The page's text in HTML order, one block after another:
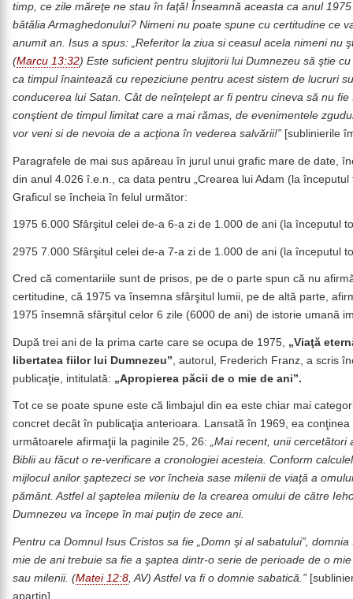
timp, ce zile măreţe ne stau în faţă! Înseamnă aceasta ca anul
bătălia Armaghedonului? Nimeni nu poate spune cu certitudine ce
anumit an. Isus a spus: „Referitor la ziua si ceasul acela nimeni nu
(Marcu 13:32) Este suficient pentru slujitorii lui Dumnezeu să ştie
ca timpul înaintează cu repeziciune pentru acest sistem de lucruri
conducerea lui Satan. Cât de neînţelept ar fi pentru cineva să nu fie
conştient de timpul limitat care a mai rămas, de evenimentele
vor veni si de nevoia de a acţiona în vederea salvării!” [sublinierile
Paragrafele de mai sus apăreau în jurul unui grafic mare de date,
din anul 4.026 î.e.n., ca data pentru „Crearea lui Adam (la începutul
Graficul se încheia în felul următor:
1975 6.000 Sfârşitul celei de-a 6-a zi de 1.000 de ani (la începutul
2975 7.000 Sfârşitul celei de-a 7-a zi de 1.000 de ani (la începutul
Cred că comentariile sunt de prisos, pe de o parte spun că nu
certitudine, că 1975 va însemna sfârşitul lumii, pe de altă parte,
1975 însemnă sfârşitul celor 6 zile (6000 de ani) de istorie umană
După trei ani de la prima carte care se ocupa de 1975, „Viaţă
libertatea fiilor lui Dumnezeu” , autorul, Frederich Franz, a scris
publicaţie, intitulată: „Apropierea păcii de o mie de ani”.
Tot ce se poate spune este că limbajul din ea este chiar mai
concret decât în publicaţia anterioara. Lansată în 1969, ea conţinea
următoarele afirmaţii la paginile 25, 26: „Mai recent, unii cercetători
Biblii au făcut o re-verificare a cronologiei acesteia. Conform
mijlocul anilor şaptezeci se vor încheia sase milenii de viaţă a
pământ. Astfel al şaptelea mileniu de la crearea omului de către
Dumnezeu va începe în mai puţin de zece ani.
Pentru ca Domnul Isus Cristos sa fie „Domn şi al sabatului”, domnia
mie de ani trebuie sa fie a şaptea dintr-o serie de perioade de o
sau milenii. (Matei 12:8 , AV) Astfel va fi o domnie sabatică.”
aparţin].